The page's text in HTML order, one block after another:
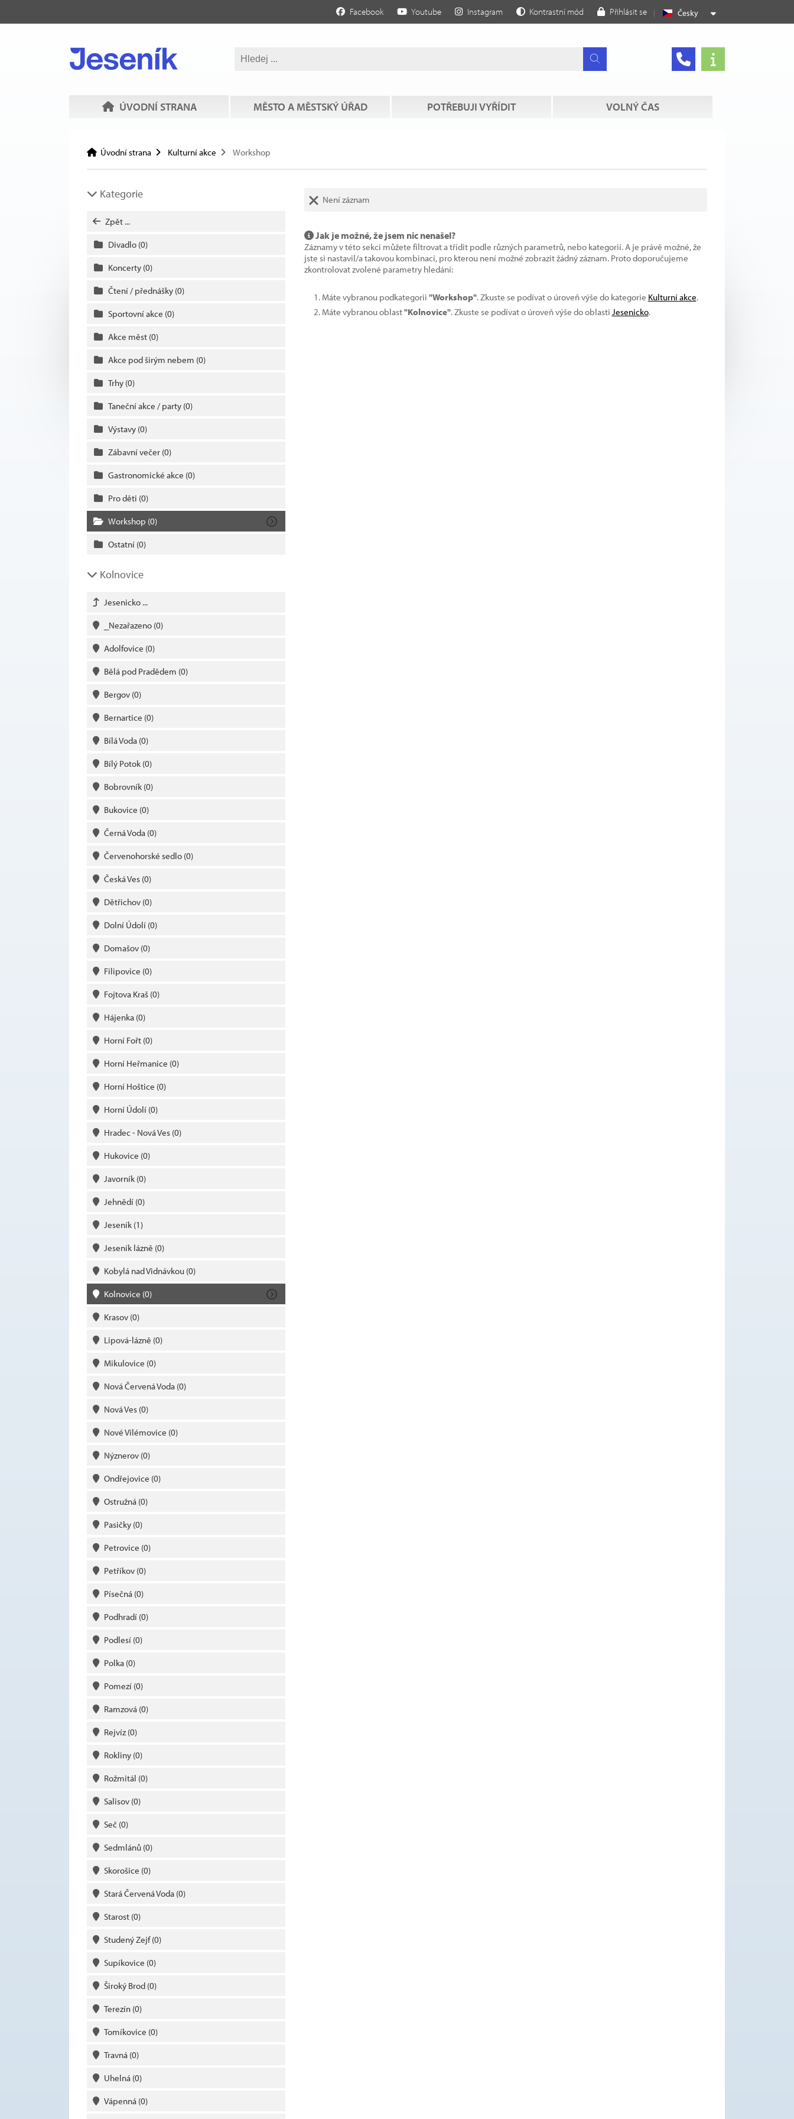
Česky
Facebook Youtube Instagram Kontrastní mód Přihlásit se
ÚVODNÍ STRANA MĚSTO A MĚSTSKÝ ÚŘAD POTŘEBUJI VYŘÍDIT VOLNÝ ČAS
Úvodní strana Kulturní akce Workshop
Kategorie
Zpět ...
Divadlo (0)
Koncerty (0)
Čtení / přednášky (0)
Sportovní akce (0)
Akce měst (0)
Akce pod širým nebem (0)
Trhy (0)
Taneční akce / party (0)
Výstavy (0)
Zábavní večer (0)
Gastronomické akce (0)
Pro děti (0)
Workshop (0)
Ostatní (0)
Kolnovice
Jesenicko ...
_Nezařazeno (0)
Adolfovice (0)
Bělá pod Pradědem (0)
Bergov (0)
Bernartice (0)
Bílá Voda (0)
Bílý Potok (0)
Bobrovník (0)
Bukovice (0)
Černá Voda (0)
Červenohorské sedlo (0)
Česká Ves (0)
Dětřichov (0)
Dolní Údolí (0)
Domašov (0)
Filipovice (0)
Fojtova Kraš (0)
Hájenka (0)
Horní Fořt (0)
Horní Heřmanice (0)
Horní Hoštice (0)
Horní Údolí (0)
Hradec - Nová Ves (0)
Hukovice (0)
Javorník (0)
Jehnědí (0)
Jeseník (1)
Jeseník lázně (0)
Kobylá nad Vidnávkou (0)
Kolnovice (0)
Krasov (0)
Lipová-lázně (0)
Mikulovice (0)
Nová Červená Voda (0)
Nová Ves (0)
Nové Vilémovice (0)
Nýznerov (0)
Ondřejovice (0)
Ostružná (0)
Pasičky (0)
Petrovice (0)
Petříkov (0)
Písečná (0)
Podhradí (0)
Podlesí (0)
Polka (0)
Pomezí (0)
Ramzová (0)
Rejvíz(0)
Rokliny (0)
Rožmitál (0)
Salisov (0)
Seč (0)
Sedmlánů (0)
Skorošice (0)
Stará Červená Voda (0)
Starost (0)
Studený Zejf(0)
Supíkovice (0)
Široký Brod (0)
Terezín (0)
Tomíkovice (0)
Travná (0)
Uhelná (0)
Vápenná (0)
Není záznam
Jak je možné, že jsem nic nenašel?
Záznamy v této sekci můžete filtrovat a třídit podle různých parametrů, nebo kategorií. A je právě možné, že
jste si nastavil/a takovou kombinaci, pro kterou není možné zobrazit žádný záznam. Proto doporučujeme
zkontrolovat zvolené parametry hledání:
Máte vybranou podkategorii "Workshop". Zkuste se podívat o úroveň výše do kategorie Kulturní akce.
Máte vybranou oblast"Kolnovice". Zkuste se podívat o úroveň výše do oblasti Jesenicko.